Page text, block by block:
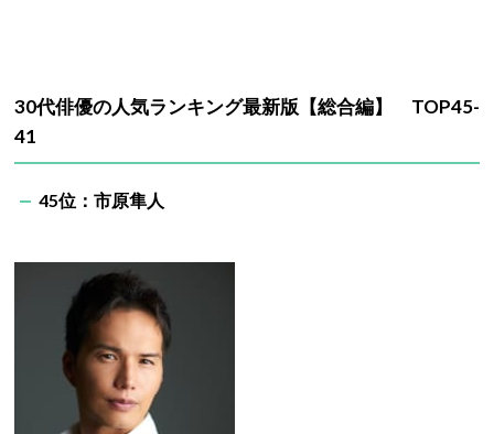
30代俳優の人気ランキング最新版【総合編】 TOP45-
41
45位：市原隼人